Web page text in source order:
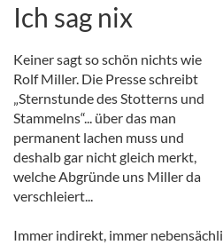
Ich sag nix
Keiner sagt so schön nichts wie
Rolf Miller. Die Presse schreibt
„Sternstunde des Stotterns und
Stammelns“... über das man
permanent lachen muss und
deshalb gar nicht gleich merkt,
welche Abgründe uns Miller da
verschleiert...
Immer indirekt, immer